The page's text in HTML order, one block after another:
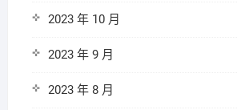
2023 年 10 月
2023 年 9 月
2023 年 8 月